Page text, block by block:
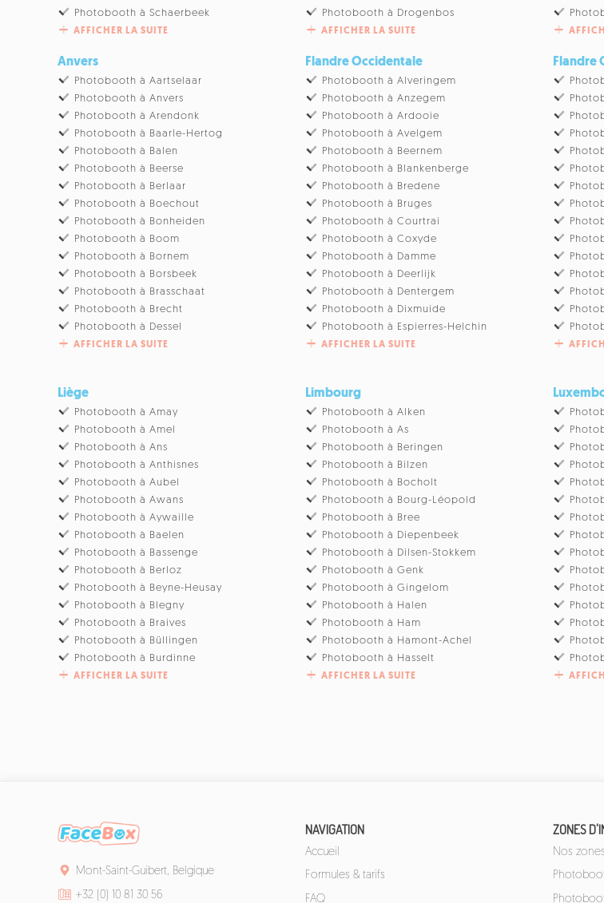
Photobooth à Schaerbeek
AFFICHER LA SUITE
Photobooth à Drogenbos
AFFICHER LA SUITE
Anvers
Photobooth à Aartselaar
Photobooth à Anvers
Photobooth à Arendonk
Photobooth à Baarle-Hertog
Photobooth à Balen
Photobooth à Beerse
Photobooth à Berlaar
Photobooth à Boechout
Photobooth à Bonheiden
Photobooth à Boom
Photobooth à Bornem
Photobooth à Borsbeek
Photobooth à Brasschaat
Photobooth à Brecht
Photobooth à Dessel
AFFICHER LA SUITE
Flandre Occidentale
Photobooth à Alveringem
Photobooth à Anzegem
Photobooth à Ardooie
Photobooth à Avelgem
Photobooth à Beernem
Photobooth à Blankenberge
Photobooth à Bredene
Photobooth à Bruges
Photobooth à Courtrai
Photobooth à Coxyde
Photobooth à Damme
Photobooth à Deerlijk
Photobooth à Dentergem
Photobooth à Dixmuide
Photobooth à Espierres-Helchin
AFFICHER LA SUITE
Flandre
Liège
Photobooth à Amay
Photobooth à Amel
Photobooth à Ans
Photobooth à Anthisnes
Photobooth à Aubel
Photobooth à Awans
Photobooth à Aywaille
Photobooth à Baelen
Photobooth à Bassenge
Photobooth à Berloz
Photobooth à Beyne-Heusay
Photobooth à Blegny
Photobooth à Braives
Photobooth à Büllingen
Photobooth à Burdinne
AFFICHER LA SUITE
Limbourg
Photobooth à Alken
Photobooth à As
Photobooth à Beringen
Photobooth à Bilzen
Photobooth à Bocholt
Photobooth à Bourg-Léopold
Photobooth à Bree
Photobooth à Diepenbeek
Photobooth à Dilsen-Stokkem
Photobooth à Genk
Photobooth à Gingelom
Photobooth à Halen
Photobooth à Ham
Photobooth à Hamont-Achel
Photobooth à Hasselt
AFFICHER LA SUITE
Mont-Saint-Guibert, Belgique
+32 (0) 10 81 30 56
NAVIGATION
Accueil
Formules & tarifs
FAQ
ZONES
Nos